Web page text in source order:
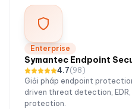
Enterprise
Symantec Endpoint
4.7(98)
Giải pháp endpoint
driven threat detection,
protection.